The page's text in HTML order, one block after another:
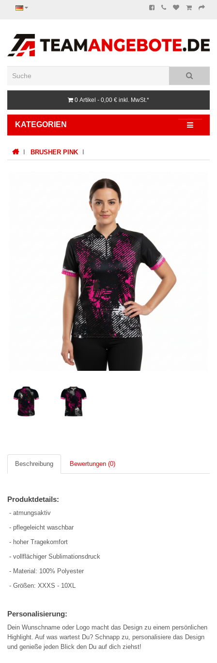
0 Artikel - 0,00 € inkl. MwSt.*
KATEGORIEN
BRUSHER PINK
Beschreibung Bewertungen (0)
Produktdetails:
- atmungsaktiv
- pflegeleicht waschbar
- hoher Tragekomfort
- vollflächiger Sublimationsdruck
- Material: 100% Polyester
- Größen: XXXS - 10XL
Personalisierung:
Dein Wunschname oder Logo macht das Design zu einem persönlichen
Highlight. Auf was wartest Du? Schnapp zu, personalisiere das Design
und genieße jeden Blick den Du auf dich ziehst!